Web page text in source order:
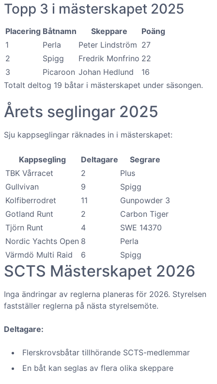
Topp 3 i mästerskapet 2025
Placering Båtnamn Skeppare
Poäng
1
Perla Peter Lindström 27
2
Spigg Fredrik Monfrino 22
3
Picaroon Johan Hedlund
16
Totalt deltog 19 båtar i mästerskapet under säsongen.
Årets seglingar 2025
Sju kappseglingar räknades in i mästerskapet:
Kappsegling Deltagare
Segrare
TBK Vårracet
2
Plus
Gullvivan
9
Spigg
Kolfiberrodret
11
Gunpowder 3
Gotland Runt
2
Carbon Tiger
Tjörn Runt
4
SWE 14370
Nordic Yachts Open 8
Perla
Värmdö Multi Raid
6 Spigg
SCTS Mästerskapet 2026
Inga ändringar av reglerna planeras för 2026. Styrelsen
fastställer reglerna på nästa styrelsemöte.
Deltagare:
Flerskrovsbåtar tillhörande SCTS-medlemmar
En båt kan seglas av flera olika skeppare